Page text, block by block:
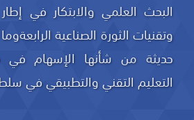
البحث العلمي والابتكار في
وتقنيات الثورة الصناعية
حديثة من شأنها الإسهام
التعليم التقني والتطبيقي في